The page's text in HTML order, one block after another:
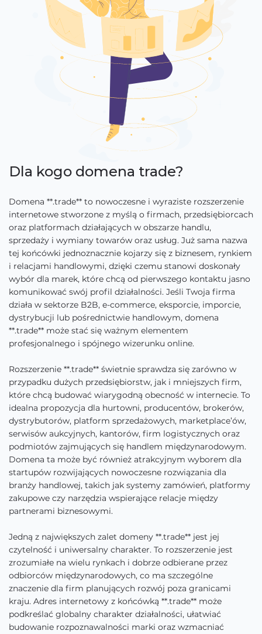
Dla kogo domena trade?
Domena **.trade** to nowoczesne i wyraziste rozszerzenie
internetowe stworzone z myślą o firmach, przedsiębiorcach
oraz platformach działających w obszarze handlu,
sprzedaży i wymiany towarów oraz usług. Już sama nazwa
tej końcówki jednoznacznie kojarzy się z biznesem, rynkiem
i relacjami handlowymi, dzięki czemu stanowi doskonały
wybór dla marek, które chcą od pierwszego kontaktu jasno
komunikować swój profil działalności. Jeśli Twoja firma
działa w sektorze B2B, e-commerce, eksporcie, imporcie,
dystrybucji lub pośrednictwie handlowym, domena
**.trade** może stać się ważnym elementem
profesjonalnego i spójnego wizerunku online.
Rozszerzenie **.trade** świetnie sprawdza się zarówno w
przypadku dużych przedsiębiorstw, jak i mniejszych firm,
które chcą budować wiarygodną obecność w internecie. To
idealna propozycja dla hurtowni, producentów, brokerów,
dystrybutorów, platform sprzedażowych, marketplace’ów,
serwisów aukcyjnych, kantorów, firm logistycznych oraz
podmiotów zajmujących się handlem międzynarodowym.
Domena ta może być również atrakcyjnym wyborem dla
startupów rozwijających nowoczesne rozwiązania dla
branży handlowej, takich jak systemy zamówień, platformy
zakupowe czy narzędzia wspierające relacje między
partnerami biznesowymi.
Jedną z największych zalet domeny **.trade** jest jej
czytelność i uniwersalny charakter. To rozszerzenie jest
zrozumiałe na wielu rynkach i dobrze odbierane przez
odbiorców międzynarodowych, co ma szczególne
znaczenie dla firm planujących rozwój poza granicami
kraju. Adres internetowy z końcówką **.trade** może
podkreślać globalny charakter działalności, ułatwiać
budowanie rozpoznawalności marki oraz wzmacniać